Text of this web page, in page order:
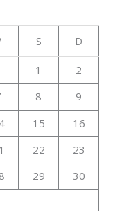
S D
1
2
8
9
15
16
22
23
29
30